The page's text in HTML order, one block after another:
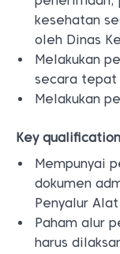
kesehatan
oleh Dinas
Melakukan
secara tepat
Melakukan
Key
Mempunyai
dokumen
Penyalur
Paham alur
harus